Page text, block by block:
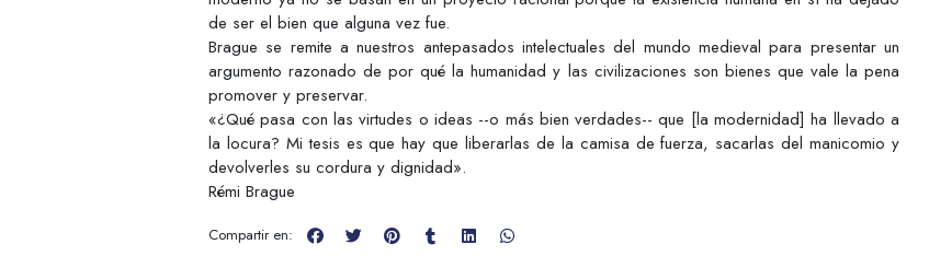
de ser el bien que alguna vez fue.
Brague se remite a nuestros antepasados intelectuales del mundo medieval para presentar un
argumento razonado de por qué la humanidad y las civilizaciones son bienes que vale la pena
promover y preservar.
«¿Qué pasa con las virtudes o ideas --o más bien verdades-- que [la modernidad] ha llevado a
la locura? Mi tesis es que hay que liberarlas de la camisa de fuerza, sacarlas del manicomio y
devolverles su cordura y dignidad».
Rémi Brague
Compartir en: